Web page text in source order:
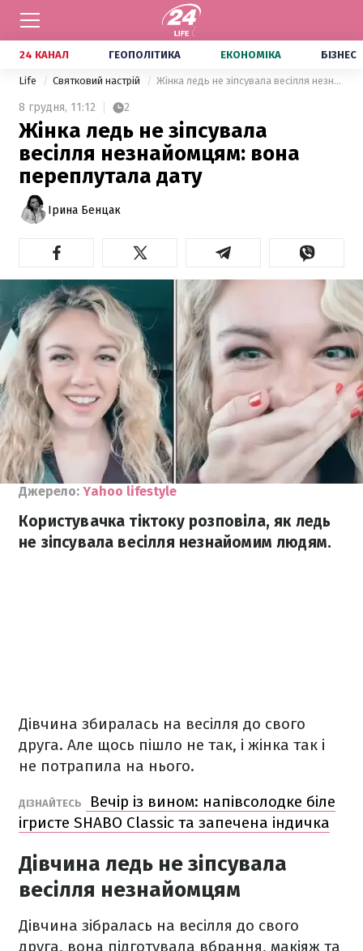
24 КАНАЛ ГЕОПОЛІТИКА ЕКОНОМІКА БІЗНЕС
Life Святковий настрій Жінка ледь не зіпсувала весілля незнайомцям: вона переплутала дату
8 грудня, 11:12 2
Жінка ледь не зіпсувала
весілля незнайомцям: вона
переплутала дату
Ірина Бенцак
Джерело: Yahoo lifestyle
Користувачка тіктоку розповіла, як ледь
не зіпсувала весілля незнайомим людям.
Дівчина збиралась на весілля до свого
друга. Але щось пішло не так, і жінка так і
не потрапила на нього.
ДІЗНАЙТЕСЬ
Вечір із вином: напівсолодке біле
ігристе SHABO Classic та запечена індичка
Дівчина ледь не зіпсувала
весілля незнайомцям
Дівчина зібралась на весілля до свого
друга, вона підготувала вбрання, макіяж та